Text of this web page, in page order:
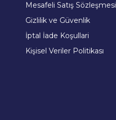
Mesafeli Satış Sözleşmesi
Gizlilik ve Güvenlik
İptal İade Koşullari
Kişisel Veriler Politikası